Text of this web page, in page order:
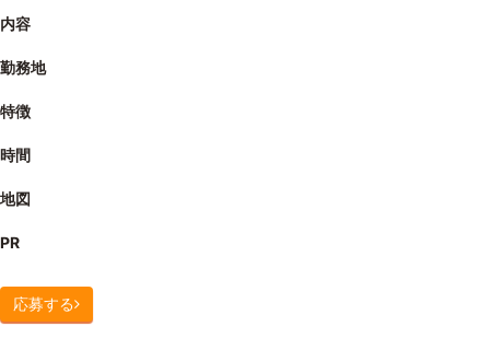
内容
勤務地
特徴
時間
地図
PR
応募する